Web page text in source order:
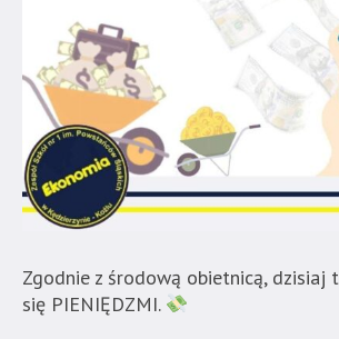
Zgodnie z środową obietnicą, dzisiaj
się PIENIĘDZMI.